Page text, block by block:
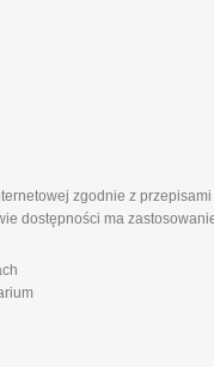
zgodnie z
dostępności ma